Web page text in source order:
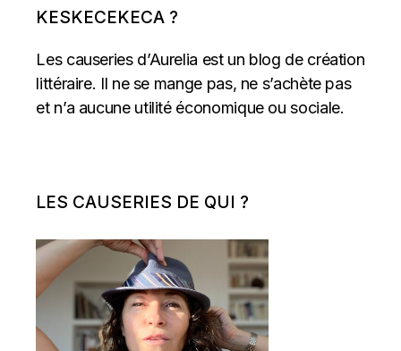
KESKECEKECA ?
Les causeries d’Aurelia est un blog de création
littéraire. Il ne se mange pas, ne s’achète pas
et n’a aucune utilité économique ou sociale.
LES CAUSERIES DE QUI ?